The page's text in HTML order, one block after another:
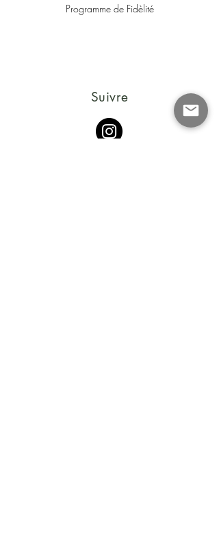
Programme de Fidèlité
Suivre